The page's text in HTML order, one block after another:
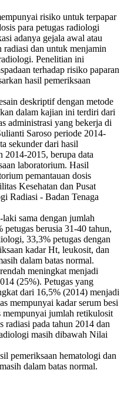
risiko untuk terpapar
para petugas radiologi
adanya gejala awal atau
radiasi dan untuk menjamin
Penelitian ini
terhadap risiko paparan
hasil pemeriksaan
deskriptif dengan metode
dalam kajian ini terdiri dari
administrasi yang bekerja di
Saroso periode 2014-
sekunder dari hasil
2014-2015, berupa data
laboratorium. Hasil
pemantauan dosis
Kesehatan dan Pusat
Radiasi - Badan Tenaga
sama dengan jumlah
petugas berusia 31-40 tahun,
33,3% petugas dengan
kadar Ht, leukosit, dan
dalam batas normal.
meningkat menjadi
(25%). Petugas yang
dari 16,5% (2014) menjadi
mempunyai kadar serum besi
mempunyai jumlah retikulosit
radiasi pada tahun 2014 dan
masih dibawah Nilai
pemeriksaan hematologi dan
dalam batas normal.